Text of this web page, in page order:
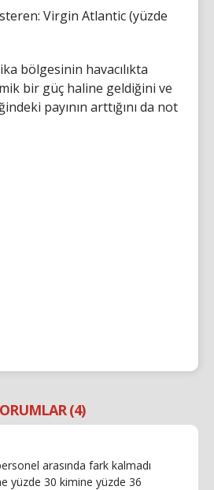
Virgin Atlantic (yüzde
bölgesinin havacılıkta
bir güç haline geldiğini ve
payının arttığını da not
(4)
arasında fark kalmadı
yüzde 30 kimine yüzde 36